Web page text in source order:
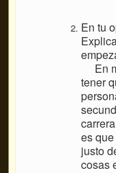
En tu
En
tener
es
justo
cosas